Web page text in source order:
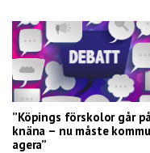
”Köpings förskolor går
knäna – nu måste
agera”